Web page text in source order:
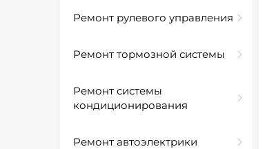
Ремонт рулевого управления
Ремонт тормозной системы
Ремонт системы
кондиционирования
Ремонт автоэлектрики